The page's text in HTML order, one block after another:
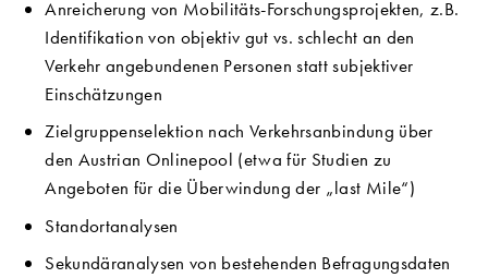
Anreicherung von Mobilitäts-Forschungsprojekten, z.B.
Identifikation von objektiv gut vs. schlecht an den
Verkehr angebundenen Personen statt subjektiver
Einschätzungen
Zielgruppenselektion nach Verkehrsanbindung über
den Austrian Onlinepool (etwa für Studien zu
Angeboten für die Überwindung der „last Mile“)
Standortanalysen
Sekundäranalysen von bestehenden Befragungsdaten